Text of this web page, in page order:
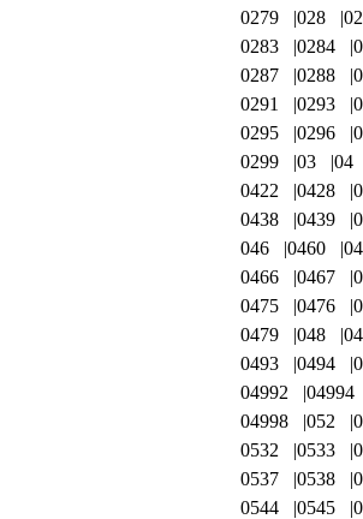
0279
028
0283
0284
0287
0288
0291
0293
0295
0296
0299
03 04
0422
0428
0438
0439
046
0460
0466
0467
0475
0476
0479
048
0493
0494
04992
04994
04998
052
0532
0533
0537
0538
0544
0545